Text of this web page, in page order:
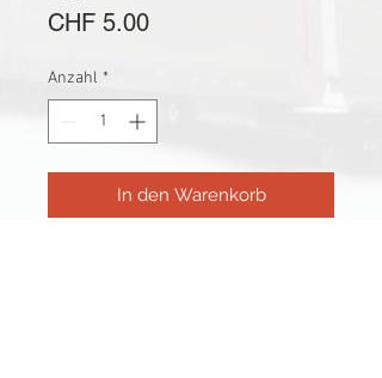
CHF 5.00Preis
Anzahl *
In den Warenkorb